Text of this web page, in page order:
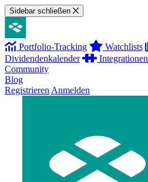
Sidebar schließen
Portfolio-Tracking Watchlists
Dividendenkalender
Integrationen
Community
Blog
Registrieren Anmelden